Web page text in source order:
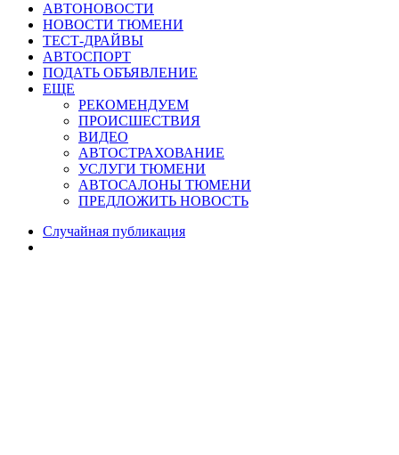
АВТОНОВОСТИ
НОВОСТИ ТЮМЕНИ
ТЕСТ-ДРАЙВЫ
АВТОСПОРТ
ПОДАТЬ ОБЪЯВЛЕНИЕ
ЕЩЕ
РЕКОМЕНДУЕМ
ПРОИСШЕСТВИЯ
ВИДЕО
АВТОСТРАХОВАНИЕ
УСЛУГИ ТЮМЕНИ
АВТОСАЛОНЫ ТЮМЕНИ
ПРЕДЛОЖИТЬ НОВОСТЬ
Случайная публикация